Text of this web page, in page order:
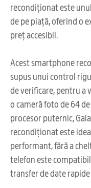
recondiționat este
de pe piață, oferind o
preț accesibil.
Acest smartphone
supus unui control
de verificare, pentru a
o cameră foto de 64
procesor puternic,
recondiționat este
performant, fără a
telefon este
transfer de date